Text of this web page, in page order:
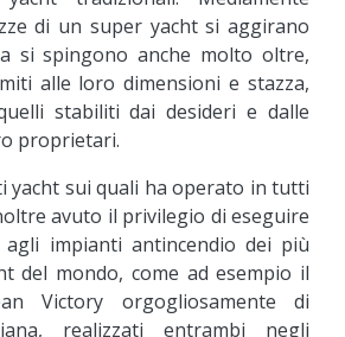
di un super yacht si aggirano
si spingono anche molto oltre,
alle loro dimensioni e stazza,
stabiliti dai desideri e dalle
proprietari.
yacht sui quali ha operato in tutti
avuto il privilegio di eseguire
agli impianti antincendio dei più
del mondo, come ad esempio il
Victory orgogliosamente di
realizzati entrambi negli